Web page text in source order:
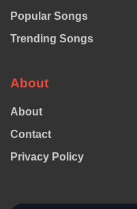
Popular Songs
Trending Songs
About
About
Contact
Privacy Policy